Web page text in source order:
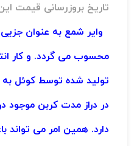
تاریخ بروزرسانی قیمت این
وایر شمع به عنوان
محسوب می گردد. و کار
تولید شده توسط کوئل به
در دراز مدت کربن موجود
دارد. همین امر می تواند